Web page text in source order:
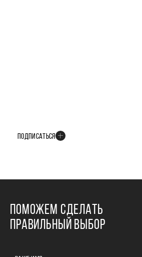
ПОДПИСАТЬСЯ
ПОМОЖЕМ СДЕЛАТЬ
ПРАВИЛЬНЫЙ ВЫБОР